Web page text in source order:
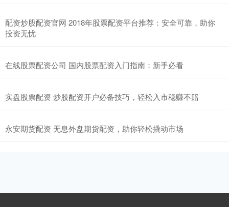
配资炒股配资官网 2018年股票配资平台推荐：安全可靠，助你
投资无忧
在线股票配资公司 国内股票配资入门指南：新手必看
实盘股票配资 炒股配资开户必备技巧，轻松入市稳赚不赔
永安期货配资 无息外盘期货配资，助你轻松撬动市场